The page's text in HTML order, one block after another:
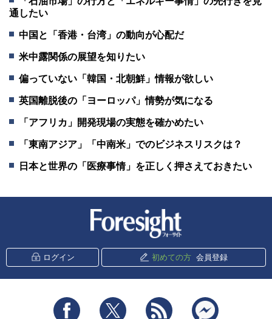
通したい
中国と「香港・台湾」の動向が心配だ
米中露関係の展望を知りたい
偏っていない「韓国・北朝鮮」情報が欲しい
英国離脱後の「ヨーロッパ」情勢が気になる
「アフリカ」開発現場の実態を確かめたい
「東南アジア」「中南米」でのビジネスリスクは？
日本と世界の「医療事情」を正しく押さえておきたい
ログイン 初めての方 会員登録
Facebook Twitter RSS